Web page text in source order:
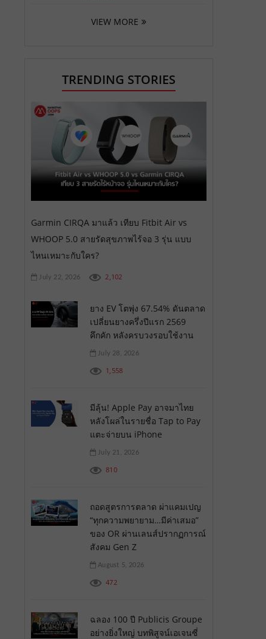
VIEW MORE
TRENDING STORIES
Garmin CIRQA มาแล้ว เทียบ Fitbit Air vs
WHOOP 5.0 สายรัดสุขภาพไร้จอ 3 รุ่น แบบ
ไหนเหมาะกับใคร?
July 22, 2026 2,102
ยาง EV โตพุ่ง 67.54% ดันตลาด
เปลี่ยนยางครึ่งปีแรก 2569
คึกคัก หลังครบวงรอบใช้งาน
July 28, 2026
1,558
มีลุ้น! Apple Pay อาจมาไทย
หลังโผล่ในรายชื่อ Tap to Pay
แตะจ่ายบน iPhone
July 21, 2026
810
ถอดสูตรการตลาด ผ่าแคมเปญ
“ทุกความพยายาม…มีค่าเสมอ”
ของ OR ผ่านเลนส์ปรากฏการณ์
สังคม Gen Z
August 5, 2026
472
ฉลอง 100 ปี Publicis Groupe
อย่างยิ่งใหญ่ บทพิสูจน์เอเจนซี่